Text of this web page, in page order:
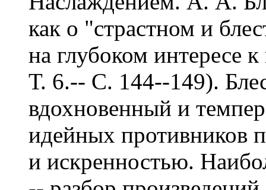
как о "страстном и
на глубоком интересе
Т. 6.-- С. 144--149).
вдохновенный и
идейных противников
и искренностью.